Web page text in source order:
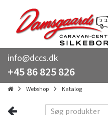
info@dccs.dk
+45 86 825 826
Webshop Katalog